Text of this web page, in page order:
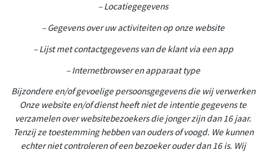
– Locatiegegevens
– Gegevens over uw activiteiten op onze website
– Lijst met contactgegevens van de klant via een app
– Internetbrowser en apparaat type
Bijzondere en/of gevoelige persoonsgegevens die wij verwerken
Onze website en/of dienst heeft niet de intentie gegevens te
verzamelen over websitebezoekers die jonger zijn dan 16 jaar.
Tenzij ze toestemming hebben van ouders of voogd. We kunnen
echter niet controleren of een bezoeker ouder dan 16 is. Wij